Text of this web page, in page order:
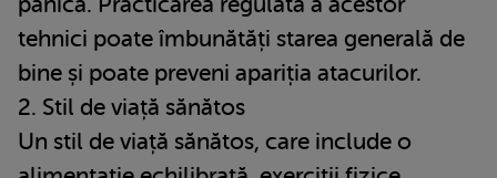
tehnici poate îmbunătăți starea generală de
bine și poate preveni apariția atacurilor.
2. Stil de viață sănătos
Un stil de viață sănătos, care include o